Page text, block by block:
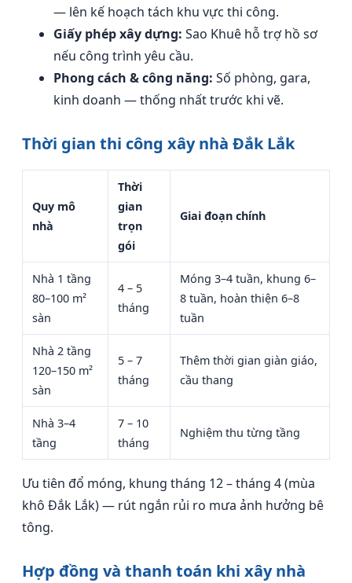
— lên kế hoạch tách khu vực thi công.
Giấy phép xây dựng: Sao Khuê hỗ trợ hồ sơ
nếu công trình yêu cầu.
Phong cách & công năng: Số phòng, gara,
kinh doanh — thống nhất trước khi vẽ.
Thời gian thi công xây nhà Đắk Lắk
Quy mô
nhà
Thời
gian
trọn
gói
Giai đoạn chính
Nhà 1 tầng
80–100 m²
sàn
4 – 5
tháng
Móng 3–4 tuần, khung 6–
8 tuần, hoàn thiện 6–8
tuần
Nhà 2 tầng
120–150 m²
sàn
5 – 7
tháng
Thêm thời gian giàn giáo,
cầu thang
Nhà 3–4
tầng
7 – 10
tháng
Nghiệm thu từng tầng
Ưu tiên đổ móng, khung tháng 12 – tháng 4 (mùa
khô Đắk Lắk) — rút ngắn rủi ro mưa ảnh hưởng bê
tông.
Hợp đồng và thanh toán khi xây nhà